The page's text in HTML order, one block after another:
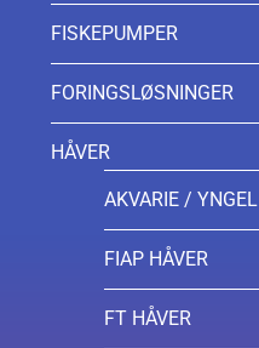
FISKEPUMPER
FORINGSLØSNINGER
HÅVER
AKVARIE / YNGEL
FIAP HÅVER
FT HÅVER